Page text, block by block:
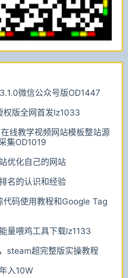
微信公众号版OD1447
权版全网首发lz1033
线教学视频网站模板整站源
集OD1019
优化自己的网站
名的认识和经验
码使用教程和Google Tag
量喂鸡工具下载lz1133
steam超完整版实操教程
入10W